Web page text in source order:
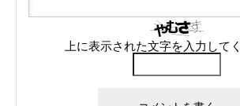
上に表示された文字を入力して